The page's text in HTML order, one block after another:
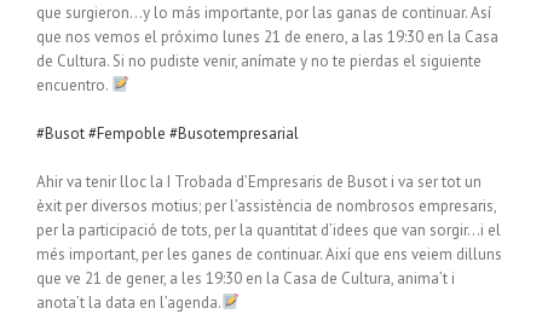
que surgieron…y lo más importante, por las ganas de continuar. Así
que nos vemos el próximo lunes 21 de enero, a las 19:30 en la Casa
de Cultura. Si no pudiste venir, anímate y no te pierdas el siguiente
encuentro.
#Busot#Fempoble #Busotempresarial
Ahir va tenir lloc la I Trobada d’Empresaris de Busot i va ser tot un
èxit per diversos motius; per l’assistència de nombrosos empresaris,
per la participació de tots, per la quantitat d’idees que van sorgir…i el
més important, per les ganes de continuar. Així que ens veiem dilluns
que ve 21 de gener, a les 19:30 en la Casa de Cultura, anima’t i
anota’t la data en l’agenda.